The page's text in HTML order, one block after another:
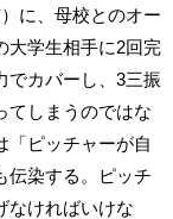
に、母校とのオー
大学生相手に2回完
でカバーし、3三振
てしまうのではな
「ピッチャーが自
伝染する。ピッチ
なければいけな